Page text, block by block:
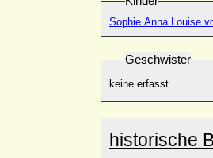
Sophie Anna Louise
Geschwister
keine erfasst
historische